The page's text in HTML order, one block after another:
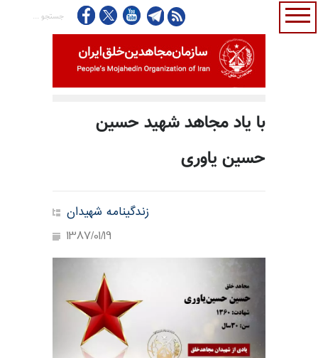
با یاد مجاهد شهید حسین
حسین یاوری
زندگینامه شهیدان
1387/01/19